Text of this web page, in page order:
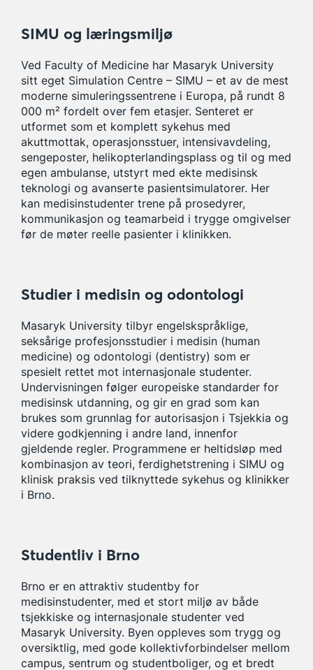
SIMU og læringsmiljø
Ved Faculty of Medicine har Masaryk University
sitt eget Simulation Centre – SIMU – et av de mest
moderne simuleringssentrene i Europa, på rundt 8
000 m² fordelt over fem etasjer. Senteret er
utformet som et komplett sykehus med
akuttmottak, operasjonsstuer, intensivavdeling,
sengeposter, helikopterlandingsplass og til og med
egen ambulanse, utstyrt med ekte medisinsk
teknologi og avanserte pasientsimulatorer. Her
kan medisinstudenter trene på prosedyrer,
kommunikasjon og teamarbeid i trygge omgivelser
før de møter reelle pasienter i klinikken.
Studier i medisin og odontologi
Masaryk University tilbyr engelskspråklige,
seksårige profesjonsstudier i medisin (human
medicine) og odontologi (dentistry) som er
spesielt rettet mot internasjonale studenter.
Undervisningen følger europeiske standarder for
medisinsk utdanning, og gir en grad som kan
brukes som grunnlag for autorisasjon i Tsjekkia og
videre godkjenning i andre land, innenfor
gjeldende regler. Programmene er heltidsløp med
kombinasjon av teori, ferdighetstrening i SIMU og
klinisk praksis ved tilknyttede sykehus og klinikker
i Brno.
Studentliv i Brno
Brno er en attraktiv studentby for
medisinstudenter, med et stort miljø av både
tsjekkiske og internasjonale studenter ved
Masaryk University. Byen oppleves som trygg og
oversiktlig, med gode kollektivforbindelser mellom
campus, sentrum og studentboliger, og et bredt